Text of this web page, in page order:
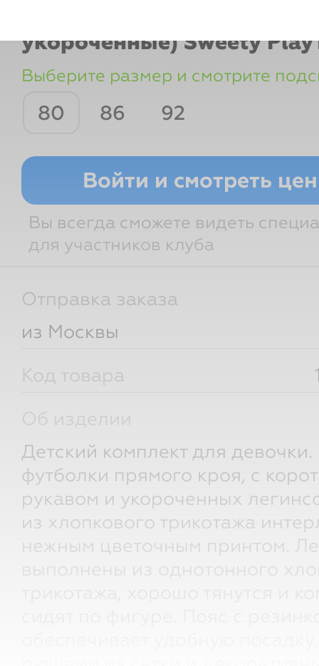
укороченные) Sweety
Выберите размер и смотрите
80 86 92
Рост Возраст Грудь
Войти и смотреть
Вы всегда сможете видеть
для участников клуба
Отправка заказа
из Москвы
Код товара
Об изделии
Детский комплект для девочки.
футболки прямого кроя, с
рукавом и укороченных
из хлопкового трикотажа
нежным цветочным принтом.